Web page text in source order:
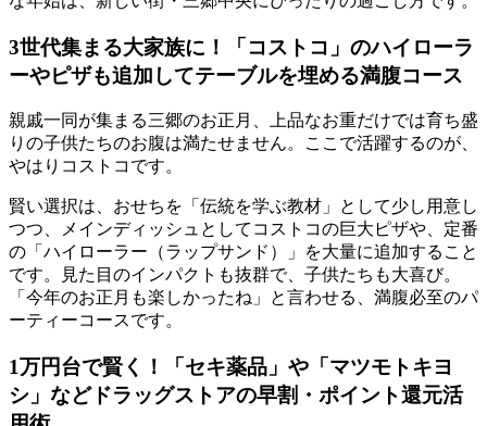
3世代集まる大家族に！「コストコ」のハイローラ
ーやピザも追加してテーブルを埋める満腹コース
親戚一同が集まる三郷のお正月、上品なお重だけでは育ち盛
りの子供たちのお腹は満たせません。ここで活躍するのが、
やはりコストコです。
賢い選択は、おせちを「伝統を学ぶ教材」として少し用意し
つつ、メインディッシュとして コストコの巨大ピザや、定番
の「ハイローラー（ラップサンド）」を大量に追加する こと
です。見た目のインパクトも抜群で、子供たちも大喜び。
「今年のお正月も楽しかったね」と言わせる、満腹必至のパ
ーティーコースです。
1万円台で賢く！「セキ薬品」や「マツモトキヨ
シ」などドラッグストアの早割・ポイント還元活